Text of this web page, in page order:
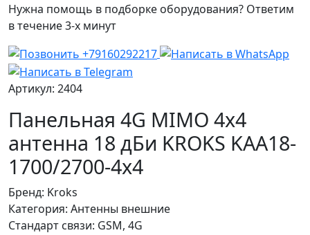
Нужна помощь в подборке оборудования? Ответим
в течение 3-х минут
Артикул: 2404
Панельная 4G MIMO 4x4
антенна 18 дБи KROKS KAA18-
1700/2700-4x4
Бренд: Kroks
Категория: Антенны внешние
Стандарт связи: GSM, 4G